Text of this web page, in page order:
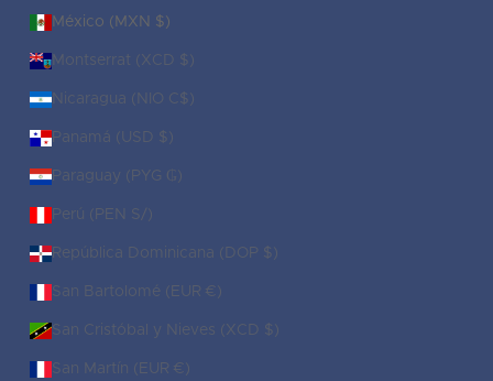
México (MXN $)
Montserrat (XCD $)
Nicaragua (NIO C$)
Panamá (USD $)
Paraguay (PYG ₲)
Perú (PEN S/)
República Dominicana (DOP $)
San Bartolomé (EUR €)
San Cristóbal y Nieves (XCD $)
San Martín (EUR €)